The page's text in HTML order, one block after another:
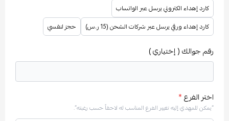
كارد إهداء الكتروني يرسل عبر الواتساب
كارد إهداء ورقي يرسل عبر شركات الشحن (15 ر.س)
حجز لنفسي
رقم جوالك ( إختياري )
اختر الفرع*
“يمكن للمهدي إليه تغيير الفرع المناسب له لاحقاً حسب رغبته”.